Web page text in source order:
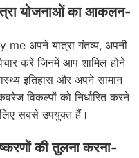
योजनाओं का आकलन-
अपने यात्रा गंतव्य, अपनी
करें जिनमें आप शामिल होने
इतिहास और अपने सामान
विकल्पों को निर्धारित करने
सबसे उपयुक्त हैं।
की तुलना करना-